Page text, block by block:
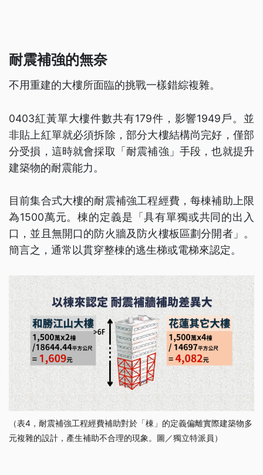
耐震補強的無奈
不用重建的大樓所面臨的挑戰一樣錯綜複雜。
0403紅黃單大樓件數共有179件，影響1949戶。並
非貼上紅單就必須拆除，部分大樓結構尚完好，僅部
分受損，這時就會採取「耐震補強」手段，也就提升
建築物的耐震能力。
目前集合式大樓的耐震補強工程經費，每棟補助上限
為1500萬元。棟的定義是「具有單獨或共同的出入
口，並且無開口的防火牆及防火樓板區劃分開者」。
簡言之，通常以貫穿整棟的逃生梯或電梯來認定。
（表4，耐震補強工程經費補助對於「棟」的定義偏離實際建築物多
元複雜的設計，產生補助不合理的現象。圖／獨立特派員）